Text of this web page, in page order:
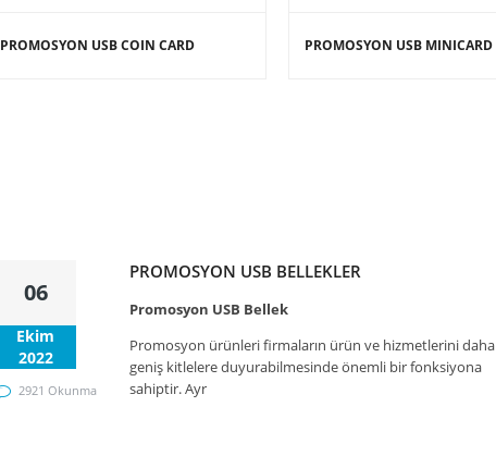
PROMOSYON USB COIN CARD PROMOSYON USB MINICARD
06
Ekim
2022
2921 Okunma
PROMOSYON USB BELLEKLER
Promosyon USB Bellek
Promosyon ürünleri firmaların ürün ve hizmetlerini daha
geniş kitlelere duyurabilmesinde önemli bir fonksiyona
sahiptir. Ayr